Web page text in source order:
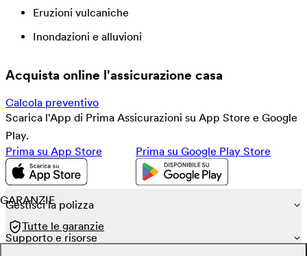
Eruzioni vulcaniche
Inondazioni e alluvioni
Acquista online l'assicurazione casa
Calcola preventivo
GARANZIE
Tutte le garanzie
Scarica l'App di Prima Assicurazioni su App Store e Google
Play.
Prima su App Store
Prima su Google Play Store
Gestisci la polizza
Supporto e risorse